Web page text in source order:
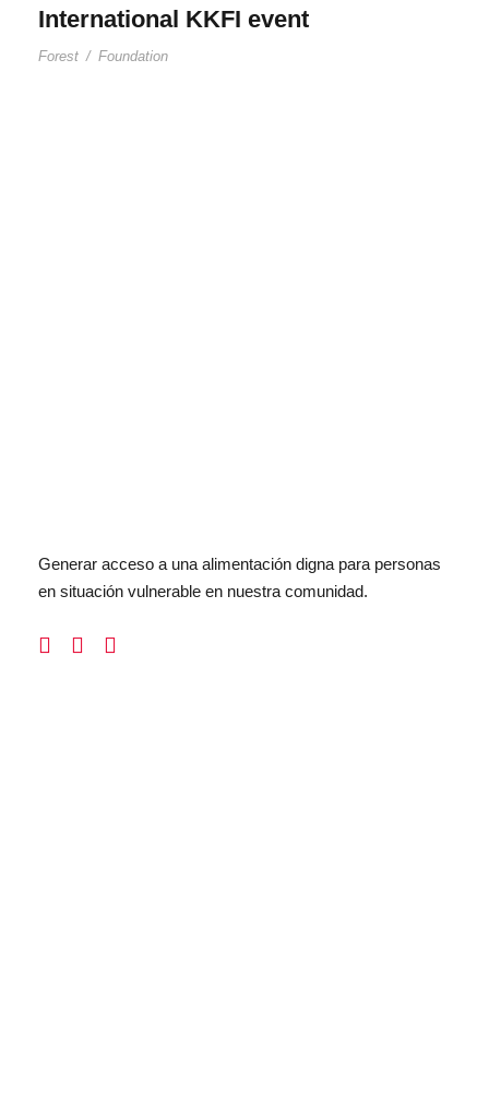
International KKFI event
Forest / Foundation
Generar acceso a una alimentación digna para personas
en situación vulnerable en nuestra comunidad.